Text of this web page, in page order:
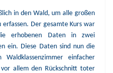
in den Wald, um alle großen
erfassen. Der gesamte Kurs war
erhobenen Daten in zwei
ein. Diese Daten sind nun die
einfacher
allem den Rückschnitt toter